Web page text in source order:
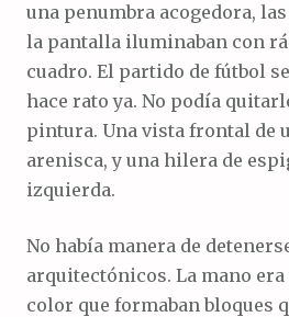
una penumbra acogedora,
la pantalla iluminaban con
cuadro. El partido de fútbol
hace rato ya. No podía
pintura. Una vista frontal de
arenisca, y una hilera de
izquierda.
No había manera de
arquitectónicos. La mano era
color que formaban bloques